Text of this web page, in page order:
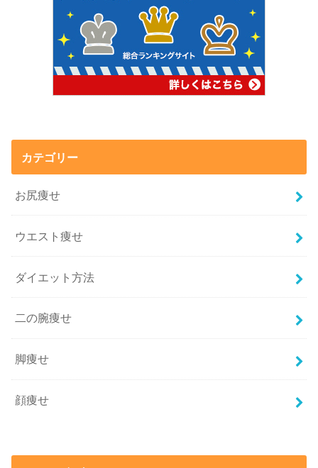
カテゴリー
お尻痩せ
ウエスト痩せ
ダイエット方法
二の腕痩せ
脚痩せ
顔痩せ